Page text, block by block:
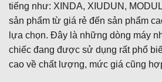
tiếng như: XINDA, XIUDUN,
sản phẩm từ giá rẻ đến sản phẩm
lựa chọn. Đây là những dòng máy
chiếc đang được sử dụng rất phổ
cao về chất lượng, mức giá cũng